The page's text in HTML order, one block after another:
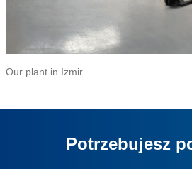
Our plant in Izmir
Potrzebujesz